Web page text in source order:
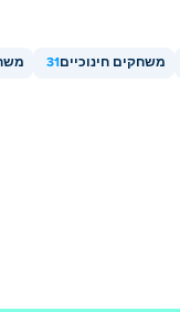
משחקים חינוכיים 31